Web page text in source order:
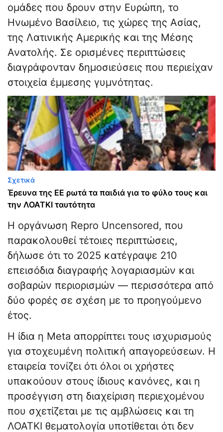
ομάδες που δρουν στην Ευρώπη, το
Ηνωμένο Βασίλειο, τις χώρες της Ασίας,
της Λατινικής Αμερικής και της Μέσης
Ανατολής. Σε ορισμένες περιπτώσεις
διαγράφονταν δημοσιεύσεις που περιείχαν
στοιχεία έμμεσης γυμνότητας.
Σχετικά
Έρευνα της ΕΕ ρωτά τα παιδιά για το φύλο τους και
την ΛΟΑΤΚΙ ταυτότητα
Η οργάνωση Repro Uncensored, που
παρακολουθεί τέτοιες περιπτώσεις,
δήλωσε ότι το 2025 κατέγραψε 210
επεισόδια διαγραφής λογαριασμών και
σοβαρών περιορισμών — περισσότερα από
δύο φορές σε σχέση με το προηγούμενο
έτος.
Η ίδια η Meta απορρίπτει τους ισχυρισμούς
για στοχευμένη πολιτική απαγορεύσεων. Η
εταιρεία τονίζει ότι όλοι οι χρήστες
υπακούουν στους ίδιους κανόνες, και η
προσέγγιση στη διαχείριση περιεχομένου
που σχετίζεται με τις αμβλώσεις και τη
ΛΟΑΤΚΙ θεματολογία υποτίθεται ότι δεν